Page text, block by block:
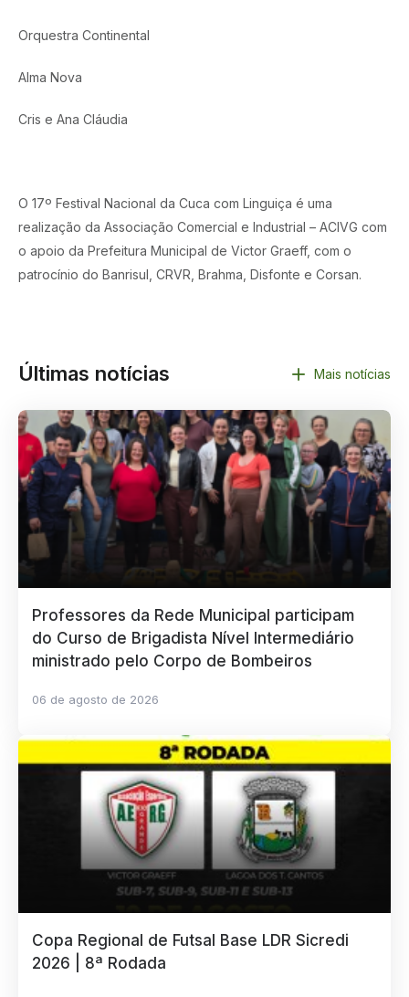
Orquestra Continental
Alma Nova
Cris e Ana Cláudia
O 17º Festival Nacional da Cuca com Linguiça é uma
realização da Associação Comercial e Industrial – ACIVG com
o apoio da Prefeitura Municipal de Victor Graeff, com o
patrocínio do Banrisul, CRVR, Brahma, Disfonte e Corsan.
Últimas notícias Mais notícias
Professores da Rede Municipal participam
do Curso de Brigadista Nível Intermediário
ministrado pelo Corpo de Bombeiros
06 de agosto de 2026
Copa Regional de Futsal Base LDR Sicredi
2026 | 8ª Rodada